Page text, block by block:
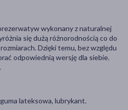
wykonany z naturalnej
się dużą różnorodnością co do
Dzięki temu, bez względu
odpowiednią wersję dla siebie.
lateksowa, lubrykant.